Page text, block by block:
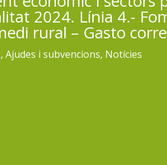
2024. Línia 4.-
rural – Gasto
, Ajudes i subvencions, Notícies